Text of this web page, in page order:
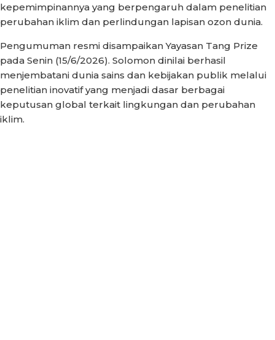
kepemimpinannya yang berpengaruh dalam penelitian
perubahan iklim dan perlindungan lapisan ozon dunia.
Pengumuman resmi disampaikan Yayasan Tang Prize
pada Senin (15/6/2026). Solomon dinilai berhasil
menjembatani dunia sains dan kebijakan publik melalui
penelitian inovatif yang menjadi dasar berbagai
keputusan global terkait lingkungan dan perubahan
iklim.